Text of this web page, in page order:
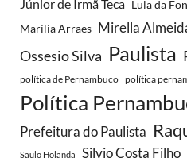
Júnior de Irmã Teca Lula da
Marília Arraes Mirella
Ossesio Silva Paulista
política de Pernambuco política
Política
Prefeitura do Paulista
Saulo Holanda Silvio Costa Filho